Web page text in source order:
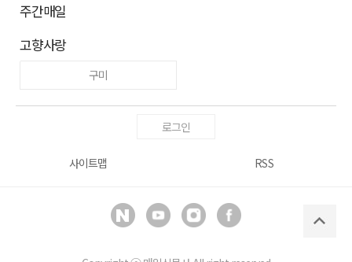
주간매일
고향사랑
구미
로그인
사이트맵 RSS